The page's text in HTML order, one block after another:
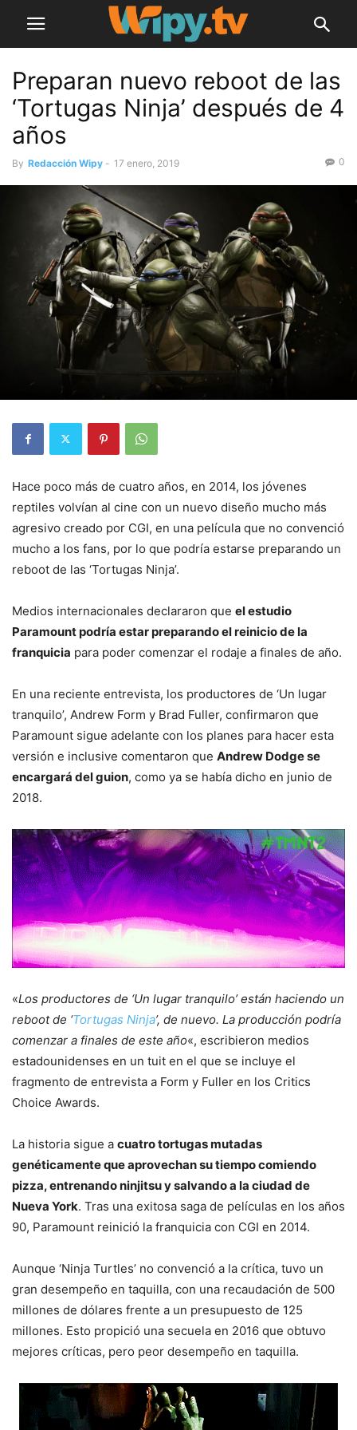
Preparan nuevo reboot de las
‘Tortugas Ninja’ después de 4
años
By Redacción Wipy - 17 enero, 2019 0
Hace poco más de cuatro años, en 2014, los jóvenes
reptiles volvían al cine con un nuevo diseño mucho más
agresivo creado por CGI, en una película que no convenció
mucho a los fans, por lo que podría estarse preparando un
reboot de las ‘Tortugas Ninja’.
Medios internacionales declararon que el estudio
Paramount podría estar preparando el reinicio de la
franquicia para poder comenzar el rodaje a finales de año.
En una reciente entrevista, los productores de ‘Un lugar
tranquilo’, Andrew Form y Brad Fuller, confirmaron que
Paramount sigue adelante con los planes para hacer esta
versión e inclusive comentaron que Andrew Dodge se
encargará del guion, como ya se había dicho en junio de
2018.
«Los productores de ‘Un lugar tranquilo’ están haciendo un
reboot de ‘Tortugas Ninja’, de nuevo. La producción podría
comenzar a finales de este año«, escribieron medios
estadounidenses en un tuit en el que se incluye el
fragmento de entrevista a Form y Fuller en los Critics
Choice Awards.
La historia sigue a cuatro tortugas mutadas
genéticamente que aprovechan su tiempo comiendo
pizza, entrenando ninjitsu y salvando a la ciudad de
Nueva York. Tras una exitosa saga de películas en los años
90, Paramount reinició la franquicia con CGI en 2014.
Aunque ‘Ninja Turtles’ no convenció a la crítica, tuvo un
gran desempeño en taquilla, con una recaudación de 500
millones de dólares frente a un presupuesto de 125
millones. Esto propició una secuela en 2016 que obtuvo
mejores críticas, pero peor desempeño en taquilla.